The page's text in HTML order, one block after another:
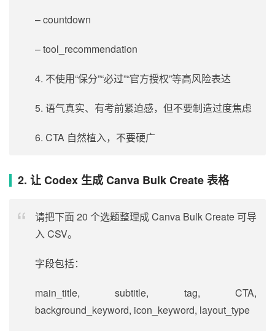
– countdown
– tool_recommendation
4. 不使用“保分”“必过”“官方授权”等高风险表达
5. 语气真实、有考前紧迫感，但不要制造过度焦虑
6. CTA 自然植入，不要硬广
2. 让 Codex 生成 Canva Bulk Create 表格
请把下面 20 个选题整理成 Canva Bulk Create 可导
入 CSV。
字段包括：
main_title, subtitle, tag, CTA,
background_keyword, icon_keyword, layout_type